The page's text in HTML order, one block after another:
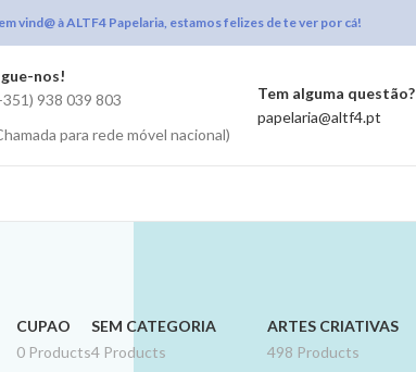
vind@ à ALTF4 Papelaria, estamos felizes de te ver por cá!
nos!
938 039 803
para rede móvel nacional)
Tem alguma questão?
papelaria@altf4.pt
CUPAO
0 Products
SEM CATEGORIA
4 Products
ARTES CRIATIVAS
498 Products